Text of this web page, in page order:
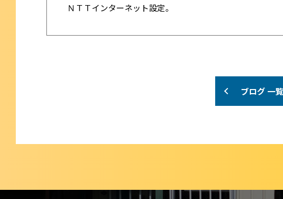
ＮＴＴインターネット設定。
ブログ 一